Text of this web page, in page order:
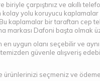
çarpıştınız ve akıllı
kolay yolu koruyucu kaplamalar
kaplamalar bir taraftan cep
markası Dafoni başta olmak
uygun olanı seçebilir ve
güvenle alışveriş
ürünlerinizi seçmeniz ve